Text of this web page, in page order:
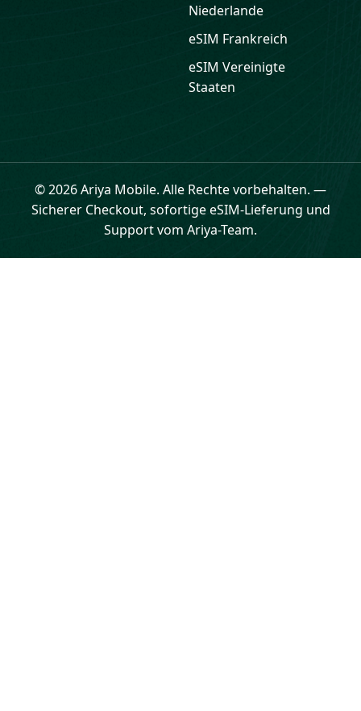
Niederlande
eSIM Frankreich
eSIM Vereinigte
Staaten
© 2026 Ariya Mobile. Alle Rechte vorbehalten. —
Sicherer Checkout, sofortige eSIM-Lieferung und
Support vom Ariya-Team.